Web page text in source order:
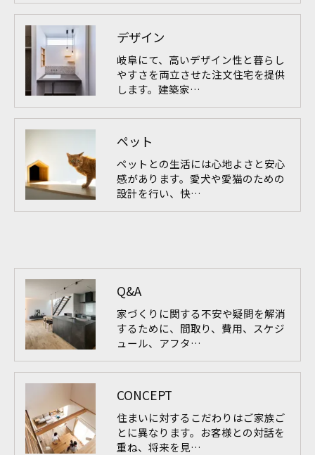
デザイン
岐阜にて、高いデザイン性と暮らし
やすさを両立させた注文住宅を提供
します。建築家…
ペット
ペットとの生活には心地よさと安心
感があります。愛犬や愛猫のための
設計を行い、快…
Q&A
家づくりに関する不安や疑問を解消
するために、間取り、費用、スケジ
ュール、アフタ…
CONCEPT
住まいに対するこだわりはご家族ご
とに異なります。お客様との対話を
重ね、将来を見…